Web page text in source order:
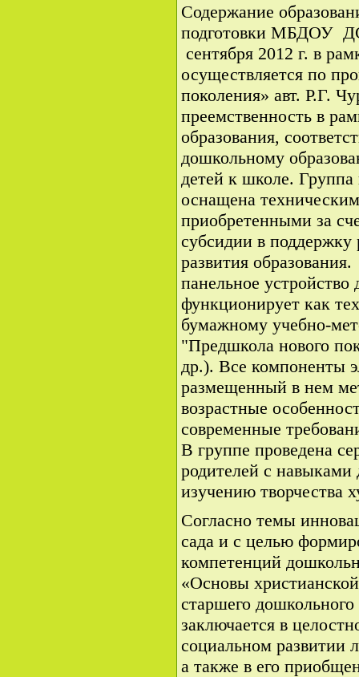
Содержание
подготовки МБДОУ
сентября 2012 г. в
осуществляется по
поколения» авт. Р.Г.
преемственность в
образования,
дошкольному
детей к школе.
оснащена
приобретенными за
субсидии в
развития
панельное
функционирует как
бумажному учебно-
"Предшкола нового
др.). Все компоненты
размещенный в нем
возрастные
современные
В группе проведена
родителей с навыками
изучению творчества
Согласно темы
сада и с целью
компетенций
«Основы
старшего
заключается в
социальном развитии
а также в его